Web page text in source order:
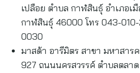
เปลือย ตำบล กาฬสินธุ์ อำเภอเ
กาฬสินธุ์ 46000 โทร 043-
0030
มาสด้า อารีมิตร สาขา มหาสาร
927 ถนนนครสวรรค์ ตำบลตลาด